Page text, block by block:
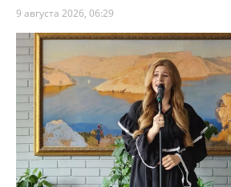
9 августа 2026, 06:29